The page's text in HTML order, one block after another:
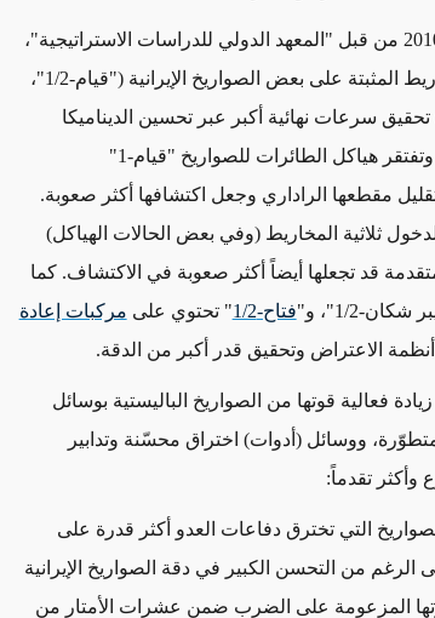
" المعهد الدولي للدراسات الاستراتيجية"،
بإمكان مركبات إعادة الدخول ثلاثية المخاريط المثبتة على بعض الصواريخ الإيرانية ("قيام-1/2"،
2"، و"سجيل") تحقيق سرعات نهائية أكبر عبر تحسين الديناميكا
الهوائية، مما يجعل اعتراضها أكثر صعوبة. وتفتقر هياكل الطائرات للصواريخ "قيام-1"
مقطعها الراداري وجعل اكتشافها أكثر صعوبة.
ثلاثية المخاريط (وفي بعض الحالات الهياكل)
قد تجعلها أيضاً أكثر صعوبة في الاكتشاف. كما
فتاح-1/2 " تحتوي على مركبات إعادة
الاعتراض وتحقيق قدر أكبر من الدقة.
فعالية قوتها من الصواريخ الباليستية بوسائل
ووسائل (أدوات) اختراق محسّنة وتدابير
تقدماً:
التي تخترق دفاعات العدو أكثر قدرة على
من التحسن الكبير في دقة الصواريخ الإيرانية
المزعومة على الضرب ضمن عشرات الأمتار من